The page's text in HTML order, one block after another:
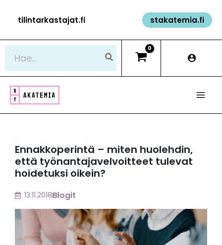
sisältöön
tilintarkastajat.fi stakatemia.fi
Ennakkoperintä – miten huolehdin,
että työnantajavelvoitteet tulevat
hoidetuksi oikein?
13.11.2018Blogit